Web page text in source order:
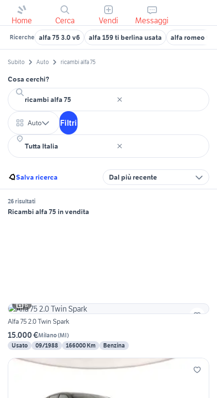
Home Cerca Vendi Messaggi
Ricerche alfa 75 3.0 v6 alfa 159 ti berlina usata alfa romeo
Subito Auto ricambi alfa 75
Cosa cerchi?
Auto Filtri
Salva ricerca Dal più recente
26 risultati
Ricambi alfa 75 in vendita
6
Alfa 75 2.0 Twin Spark
15.000 €Milano(MI)
Usato
09/1988 166000 Km Benzina